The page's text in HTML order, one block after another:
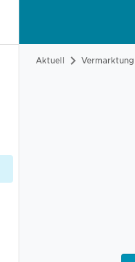
Aktuell